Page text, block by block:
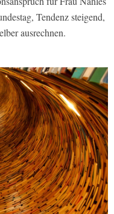
Tendenz steigend,
ausrechnen.